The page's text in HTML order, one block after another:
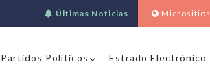
Últimas Noticias Micrositios
Partidos Políticos Estrado Electrónico